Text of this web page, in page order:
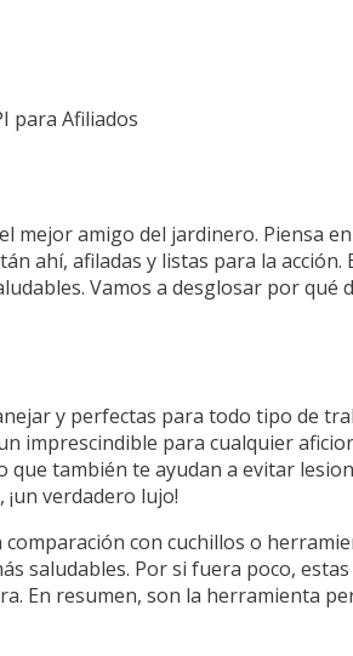
para Afiliados
amigo del jardinero. Piensa
ahí, afiladas y listas para la
Vamos a desglosar por
y perfectas para todo tipo de
imprescindible para cualquier
también te ayudan a evitar
verdadero lujo!
con cuchillos o
saludables. Por si fuera poco,
En resumen, son la herramienta